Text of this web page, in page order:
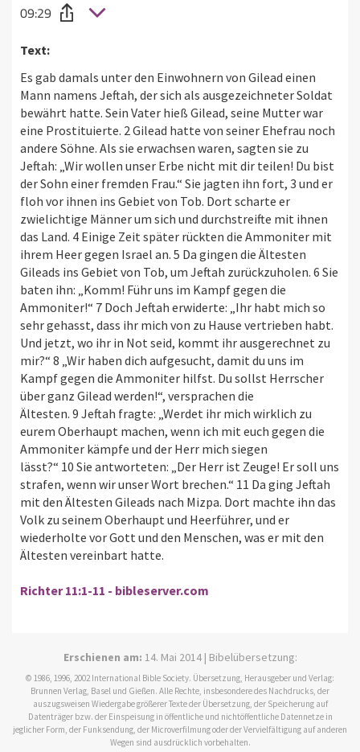
09:29
Text:
Es gab damals unter den Einwohnern von Gilead einen
Mann namens Jeftah, der sich als ausgezeichneter Soldat
bewährt hatte. Sein Vater hieß Gilead, seine Mutter war
eine Prostituierte. 2 Gilead hatte von seiner Ehefrau noch
andere Söhne. Als sie erwachsen waren, sagten sie zu
Jeftah: „Wir wollen unser Erbe nicht mit dir teilen! Du bist
der Sohn einer fremden Frau.“ Sie jagten ihn fort, 3 und er
floh vor ihnen ins Gebiet von Tob. Dort scharte er
zwielichtige Männer um sich und durchstreifte mit ihnen
das Land. 4 Einige Zeit später rückten die Ammoniter mit
ihrem Heer gegen Israel an. 5 Da gingen die Ältesten
Gileads ins Gebiet von Tob, um Jeftah zurückzuholen. 6 Sie
baten ihn: „Komm! Führ uns im Kampf gegen die
Ammoniter!“ 7 Doch Jeftah erwiderte: „Ihr habt mich so
sehr gehasst, dass ihr mich von zu Hause vertrieben habt.
Und jetzt, wo ihr in Not seid, kommt ihr ausgerechnet zu
mir?“ 8 „Wir haben dich aufgesucht, damit du uns im
Kampf gegen die Ammoniter hilfst. Du sollst Herrscher
über ganz Gilead werden!“, versprachen die
Ältesten. 9 Jeftah fragte: „Werdet ihr mich wirklich zu
eurem Oberhaupt machen, wenn ich mit euch gegen die
Ammoniter kämpfe und der Herr mich siegen
lässt?“ 10 Sie antworteten: „Der Herr ist Zeuge! Er soll uns
strafen, wenn wir unser Wort brechen.“ 11 Da ging Jeftah
mit den Ältesten Gileads nach Mizpa. Dort machte ihn das
Volk zu seinem Oberhaupt und Heerführer, und er
wiederholte vor Gott und den Menschen, was er mit den
Ältesten vereinbart hatte.
Richter 11:1-11 - bibleserver.com
Erschienen am: 14. Mai 2014 | Bibelübersetzung:
© 1986, 1996, 2002 International Bible Society. Übersetzung, Herausgeber und Verlag:
Brunnen Verlag, Basel und Gießen. Alle Rechte, insbesondere des Nachdrucks, der
auszugsweisen Wiedergabe größerer Texte der Übersetzung, der Speicherung auf
Datenträger bzw. der Einspeisung in öffentliche und nichtöffentliche Datennetze in
jeglicher Form, der Funksendung, der Microverfilmung oder der Vervielfältigung auf anderen
Wegen sind ausdrücklich vorbehalten.